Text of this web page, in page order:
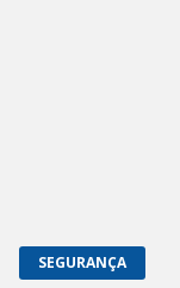
SEGURANÇA